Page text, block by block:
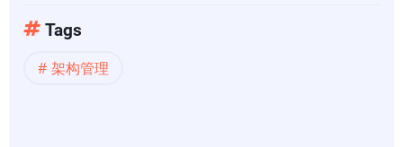
一
Tags
架构管理